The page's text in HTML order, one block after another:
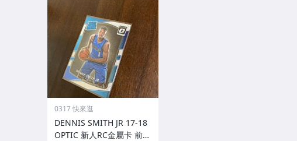
0317 快來逛
DENNIS SMITH JR 17-18
OPTIC 新人RC金屬卡 前後